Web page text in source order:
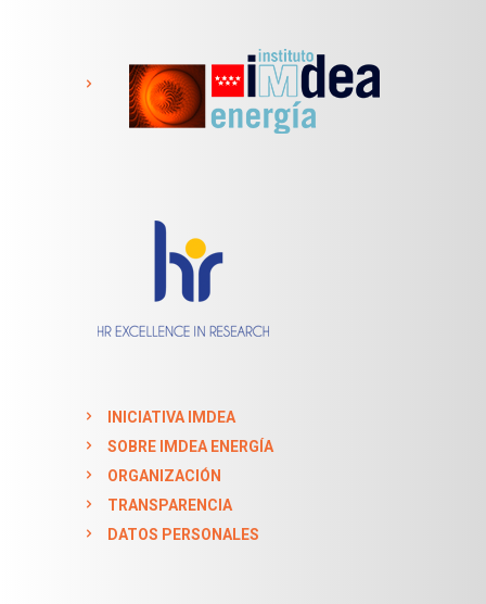
INICIATIVA IMDEA
SOBRE IMDEA ENERGÍA
ORGANIZACIÓN
TRANSPARENCIA
DATOS PERSONALES